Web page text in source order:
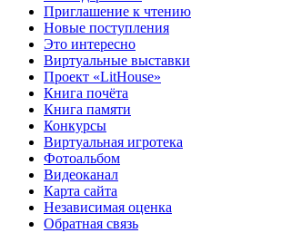
Приглашение к чтению
Новые поступления
Это интересно
Виртуальные выставки
Проект «LitHouse»
Книга почёта
Книга памяти
Конкурсы
Виртуальная игротека
Фотоальбом
Видеоканал
Карта сайта
Независимая оценка
Обратная связь